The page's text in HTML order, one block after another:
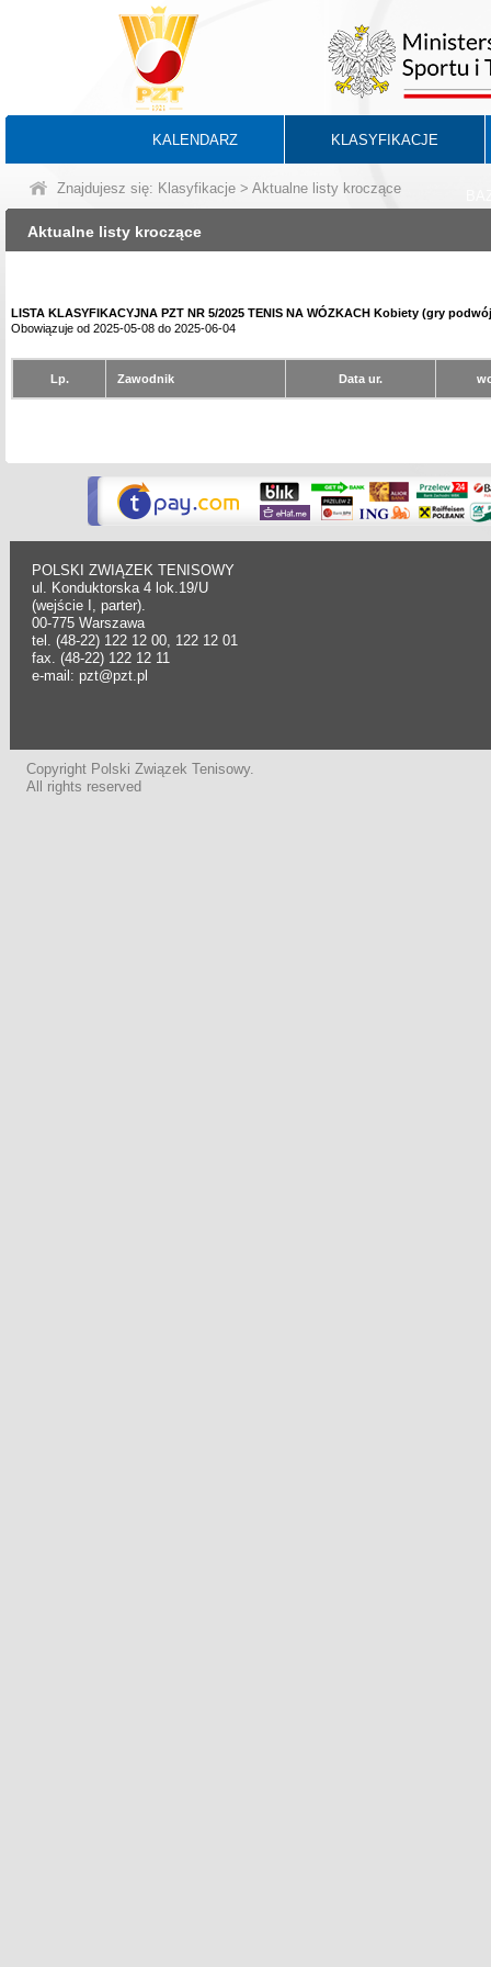
KALENDARZ KLASYFIKACJE
Znajdujesz się: Klasyfikacje > Aktualne listy kroczące
Aktualne listy kroczące
LISTA KLASYFIKACYJNA PZT NR 5/2025 TENIS NA WÓZKACH Kobiety (gry
Obowiązuje od 2025-05-08 do 2025-06-04
Lp. Zawodnik Data ur.
POLSKI ZWIĄZEK TENISOWY
ul. Konduktorska 4 lok.19/U
(wejście I, parter).
00-775 Warszawa
tel. (48-22) 122 12 00, 122 12 01
fax. (48-22) 122 12 11
e-mail: pzt@pzt.pl
Copyright Polski Związek Tenisowy.
All rights reserved